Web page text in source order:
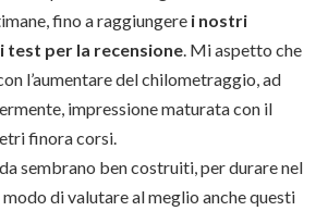
fino a raggiungere i nostri
test per la recensione . Mi aspetto che
l’aumentare del chilometraggio, ad
impressione maturata con il
finora corsi.
sembrano ben costruiti, per durare nel
di valutare al meglio anche questi